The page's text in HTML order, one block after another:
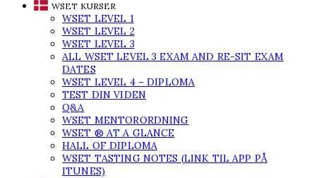
WSET KURSER
WSET LEVEL 1
WSET LEVEL 2
WSET LEVEL 3
ALL WSET LEVEL 3 EXAM AND RE-SIT EXAM
DATES
WSET LEVEL 4 – DIPLOMA
TEST DIN VIDEN
Q&A
WSET MENTORORDNING
WSET ® AT A GLANCE
HALL OF DIPLOMA
WSET TASTING NOTES (LINK TIL APP PÅ
ITUNES)